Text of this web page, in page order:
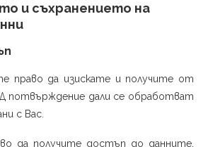
и съхранението на
право да изискате и получите от
дали се обработват
с Вас.
да получите достъп до данните,